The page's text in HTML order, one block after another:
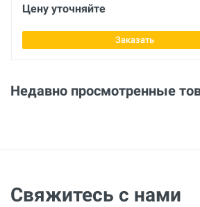
Цену уточняйте
Заказать
Недавно просмотренные
Свяжитесь с нами